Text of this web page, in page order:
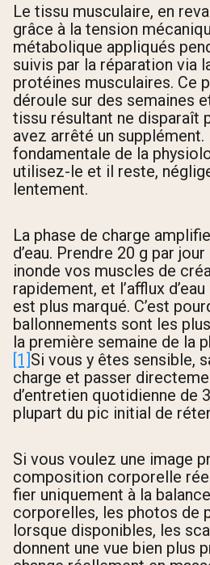
Le tissu musculaire, en
grâce à la tension
métabolique appliqués
suivis par la réparation via
protéines musculaires. Ce
déroule sur des semaines
tissu résultant ne disparaît
avez arrêté un
fondamentale de la
utilisez-le et il reste,
lentement.
La phase de charge
d’eau. Prendre 20 g par
inonde vos muscles de
rapidement, et l’afflux
est plus marqué. C’est
ballonnements sont les
la première semaine de la
[1]Si vous y êtes sensible,
charge et passer
d’entretien quotidienne de
plupart du pic initial de
Si vous voulez une image
composition corporelle
fier uniquement à la
corporelles, les photos de
lorsque disponibles, les
donnent une vue bien plus